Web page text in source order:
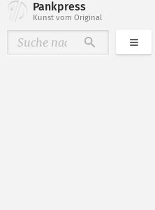
Pankpress
Kunst vom Original
Durchsuchen